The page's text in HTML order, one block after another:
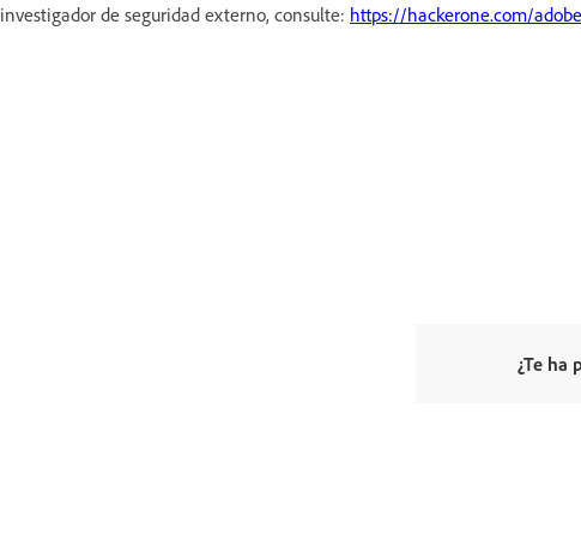
investigador de seguridad externo, consulte: https://hackerone.com/adobe
¿Te ha